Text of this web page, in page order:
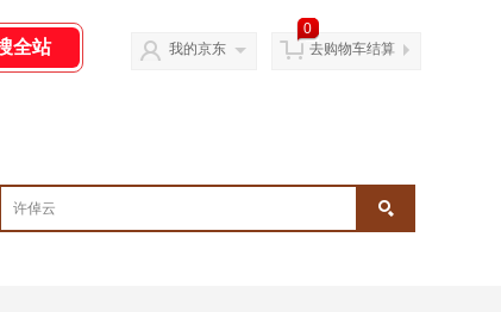
我的京东
0
去购物车结算